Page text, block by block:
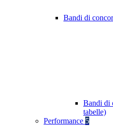
Bandi di
Bandi di
tabelle)
Performance 5